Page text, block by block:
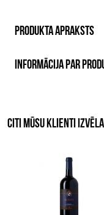
PRODUKTA APRAKSTS
INFORMĀCIJA PAR
CITI MŪSU KLIENTI